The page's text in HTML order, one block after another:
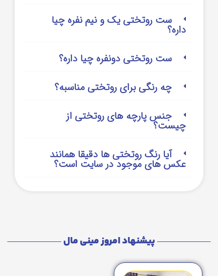
ست روتختی یک و نیم نفره چیا
داره؟
ست روتختی دونفره چیا داره؟
چه رنگی برای روتختی مناسبه؟
جنس پارچه های روتختی از
چیست؟
آیا رنگ روتختی ها دقیقا همانند
عکس های موجود در سایت است؟
پیشنهاد امروز مینی مال